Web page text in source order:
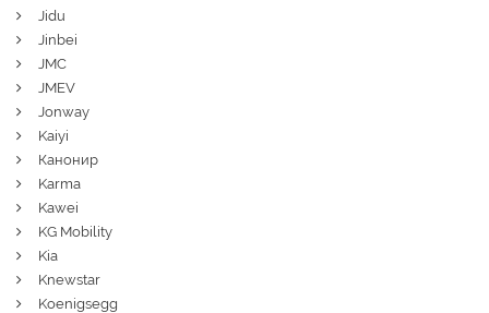
Jidu
Jinbei
JMC
JMEV
Jonway
Kaiyi
Канонир
Karma
Kawei
KG Mobility
Kia
Knewstar
Koenigsegg